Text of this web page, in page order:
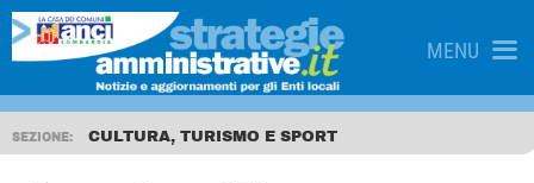
MENU
SEZIONE: CULTURA, TURISMO E SPORT